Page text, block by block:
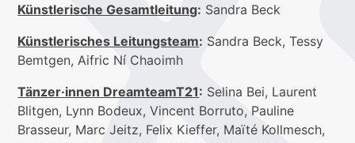
Künstlerische Gesamtleitung: Sandra Beck
Künstlerisches Leitungsteam: Sandra Beck, Tessy
Bemtgen, Aifric Ní Chaoimh
Tänzer·innen DreamteamT21: Selina Bei, Laurent
Blitgen, Lynn Bodeux, Vincent Borruto, Pauline
Brasseur, Marc Jeitz, Felix Kieffer, Maïté Kollmesch,